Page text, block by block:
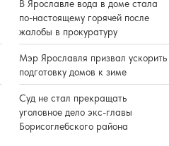
В Ярославле вода в доме стала
по-настоящему горячей после
жалобы в прокуратуру
Мэр Ярославля призвал ускорить
подготовку домов к зиме
Суд не стал прекращать
уголовное дело экс-главы
Борисоглебского района